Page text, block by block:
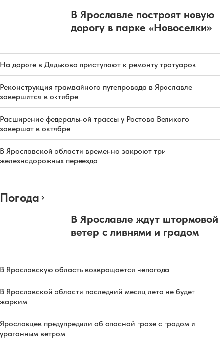
В Ярославле построят новую
дорогу в парке «Новоселки»
На дороге в Дядьково приступают к ремонту тротуаров
Реконструкция трамвайного путепровода в Ярославле
завершится в октябре
Расширение федеральной трассы у Ростова Великого
завершат в октябре
В Ярославской области временно закроют три
железнодорожных переезда
Погода
В Ярославле ждут штормовой
ветер с ливнями и градом
В Ярославскую область возвращается непогода
В Ярославской области последний месяц лета не будет
жарким
Ярославцев предупредили об опасной грозе с градом и
ураганным ветром